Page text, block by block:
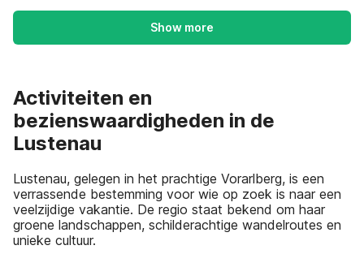
Show more
Activiteiten en
bezienswaardigheden in de
Lustenau
Lustenau, gelegen in het prachtige Vorarlberg, is een
verrassende bestemming voor wie op zoek is naar een
veelzijdige vakantie. De regio staat bekend om haar
groene landschappen, schilderachtige wandelroutes en
unieke cultuur.